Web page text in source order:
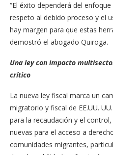
“El éxito dependerá del
respeto al debido proceso y el
hay margen para que estas
demostró el abogado Quiroga.
Una ley con impacto
crítico
La nueva ley fiscal marca un
migratorio y fiscal de EE.UU.
para la recaudación y el
nuevas para el acceso a
comunidades migrantes,